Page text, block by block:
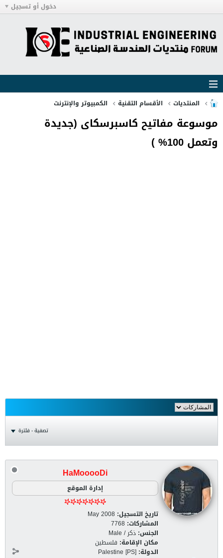
دخول أو تسجيل
المنتديات الأقسام التقنية الكمبيوتر والإنترنت
موسوعة مفاتيح كاسبرسكاى (جديدة
وتعمل 100% )
تصفية - فلترة
HaMooooDi
إدارة الموقع
تاريخ التسجيل: May 2008
المشاركات: 7768
الجنس: ذكر / Male
مكان الإقامة: فلسطين
الدولة: Palestine [PS]